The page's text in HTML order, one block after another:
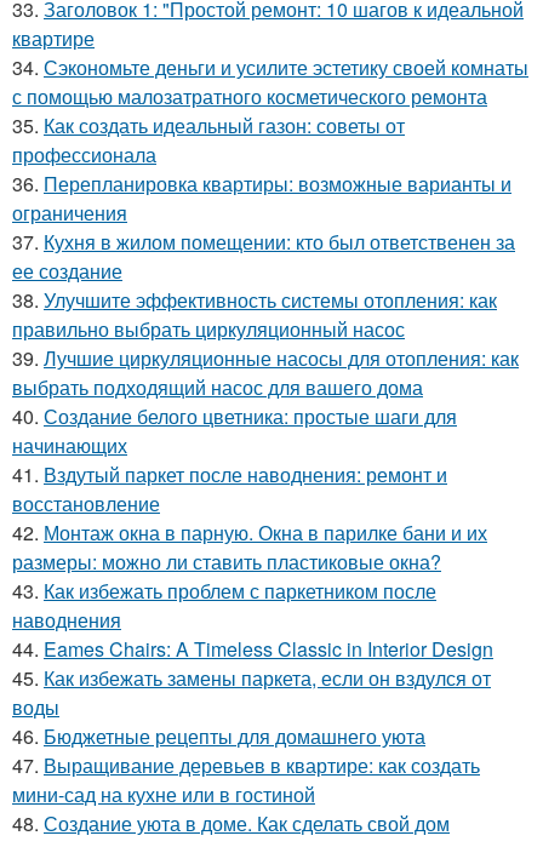
33. Заголовок 1: "Простой ремонт: 10 шагов к идеальной
квартире
34. Сэкономьте деньги и усилите эстетику своей комнаты
с помощью малозатратного косметического ремонта
35. Как создать идеальный газон: советы от
профессионала
36. Перепланировка квартиры: возможные варианты и
ограничения
37. Кухня в жилом помещении: кто был ответственен за
ее создание
38. Улучшите эффективность системы отопления: как
правильно выбрать циркуляционный насос
39. Лучшие циркуляционные насосы для отопления: как
выбрать подходящий насос для вашего дома
40. Создание белого цветника: простые шаги для
начинающих
41. Вздутый паркет после наводнения: ремонт и
восстановление
42. Монтаж окна в парную. Окна в парилке бани и их
размеры: можно ли ставить пластиковые окна?
43. Как избежать проблем с паркетником после
наводнения
44. Eames Chairs: A Timeless Classic in Interior Design
45. Как избежать замены паркета, если он вздулся от
воды
46. Бюджетные рецепты для домашнего уюта
47. Выращивание деревьев в квартире: как создать
мини-сад на кухне или в гостиной
48. Создание уюта в доме. Как сделать свой дом